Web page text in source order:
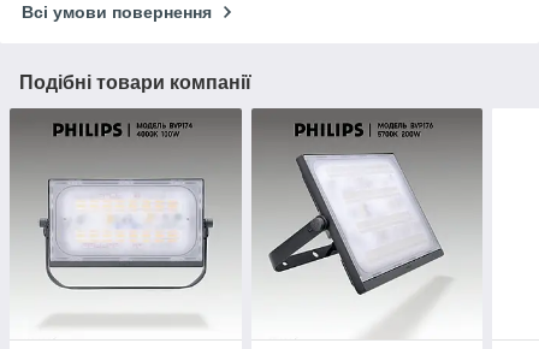
Всі умови повернення
Подібні товари компанії